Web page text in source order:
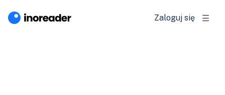
Zaloguj się